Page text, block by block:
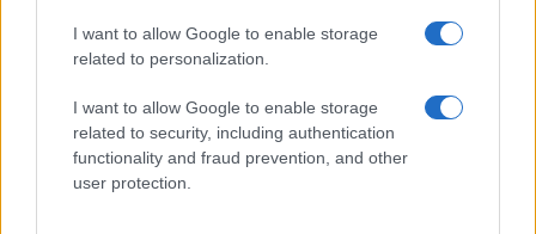
I want to allow Google to enable storage
related to personalization.
I want to allow Google to enable storage
related to security, including authentication
functionality and fraud prevention, and other
user protection.